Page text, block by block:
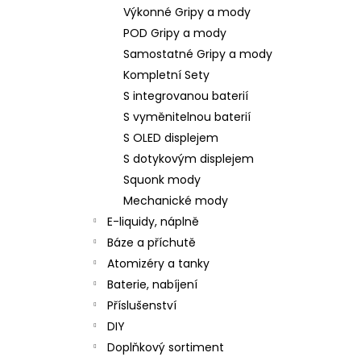
Výkonné Gripy a mody
POD Gripy a mody
Samostatné Gripy a mody
Kompletní Sety
S integrovanou baterií
S vyměnitelnou baterií
S OLED displejem
S dotykovým displejem
Squonk mody
Mechanické mody
E-liquidy, náplně
Báze a příchutě
Atomizéry a tanky
Baterie, nabíjení
Příslušenství
DIY
Doplňkový sortiment